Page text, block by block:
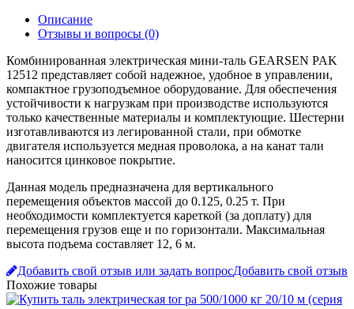
Описание
Отзывы и вопросы (0)
Комбинированная электрическая мини-таль GEARSEN PAK
12512 представляет собой надежное, удобное в управлении,
компактное грузоподъемное оборудование. Для обеспечения
устойчивости к нагрузкам при производстве используются
только качественные материалы и комплектующие. Шестерни
изготавливаются из легированной стали, при обмотке
двигателя используется медная проволока, а на канат тали
наносится цинковое покрытие.
Данная модель предназначена для вертикального
перемещения объектов массой до 0.125, 0.25 т. При
необходимости комплектуется кареткой (за доплату) для
перемещения грузов еще и по горизонтали. Максимальная
высота подъема составляет 12, 6 м.
Добавить свой отзыв или задать вопросДобавить свой отзыв
Похожие товары